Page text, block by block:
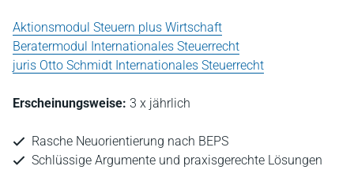
Aktionsmodul Steuern plus Wirtschaft
Beratermodul Internationales Steuerrecht
juris Otto Schmidt Internationales Steuerrecht
Erscheinungsweise: 3 x jährlich
Rasche Neuorientierung nach BEPS
Schlüssige Argumente und praxisgerechte Lösungen